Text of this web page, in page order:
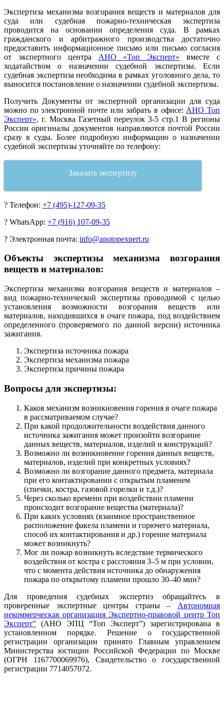
Экспертиза механизма возгорания веществ и материалов для
суда или судебная пожарно-техническая экспертиза
проводится на основании определения суда. В рамках
гражданского и арбитражного производства достаточно
предоставить информационное письмо или письмо согласия
от экспертного центра АНО «Топ Эксперт» вместе с
ходатайством о назначении судебной экспертизы. Если
судебная экспертиза необходима в рамках уголовного дела, то
выносится постановление о назначении судебной экспертизы.
Получить Документы от экспертной организации для суда
можно по электронной почте или забрать в офисе: АНО Топ
Эксперт», г. Москва Газетный переулок 3-5 стр.1 В регионы
России оригиналы документов направляются почтой России
сразу в суды. Более подробную информацию о назначении
судебной экспертизы уточняйте по телефону:
Заказать экспертизу
? Телефон: +7 (495)-127-09-35
? WhatsApp: +7 (916) 107-09-35
? Электронная почта: info@anotopexpert.ru
Объекты экспертизы механизма возгорания
веществ и материалов:
Экспертиза механизма возгорания веществ и материалов –
вид пожарно-технической экспертизы проводимой с целью
установления возможности возгорания ве­ществ или
материалов, находившихся в очаге пожара, под воздействием
определенного (проверяемого по данной версии) источника
зажигания.
Экспертиза источника пожара
Экспертиза механизма пожара
Экспертиза причины пожара
Вопросы для экспертизы:
Каков механизм возникновения горения в очаге пожара
в рассматри­ваемом случае?
При какой продолжительности воздействия данного
источника зажига­ния может произойти возгорание
данных веществ, материалов, изделий и конструкций?
Возможно ли возникновение горения данных веществ,
материалов, из­делий при конкретных условиях?
Возможно ли возгорание данного предмета, материала
при его контактировании с открытым пламенем
(спички, костра, газовой го­релки и т.д.)?
Через сколько времени при воздействии пламени
происходит возгорание вещества (материала)?
При каких условиях (взаимное пространственное
расположение факела пламени и горючего материала,
способ их контактирования и др.) горение материала
может возникнуть?
Мог ли пожар возникнуть вследствие термического
воздействия от костра с расстояния 3–5 м при условии,
что с момента действия источника до обнаружения
пожара по открытому пламени прошло 30–40 мин?
Для проведения судебных экспертиз обращайтесь в
проверенные экспертные центры страны – Автономная
некоммерческая организация Экспертно-правовой центр Топ
Эксперт” (АНО ЭПЦ “Топ Эксперт”) зарегистрирована в
установленном порядке. Решение о государственной
регистрации организации принято Главным управлением
Министерства юстиции Российской Федерации по Москве
(ОГРН 1167700069976), Свидетельство о государственной
регистрации 7714057072.